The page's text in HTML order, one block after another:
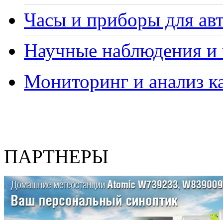
Часы и приборы для
Научные наблюдения и
Мониторинг и анализ
ПАРТНЕРЫ